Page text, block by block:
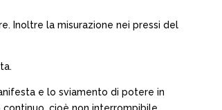
Inoltre la misurazione nei pressi del
e lo sviamento di potere in